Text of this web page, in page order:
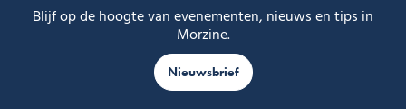
Blijf op de hoogte van evenementen, nieuws en tips in
Morzine.
Nieuwsbrief